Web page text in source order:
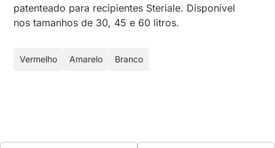
patenteado para recipientes Steriale. Disponível
nos tamanhos de 30, 45 e 60 litros.
Vermelho Amarelo Branco